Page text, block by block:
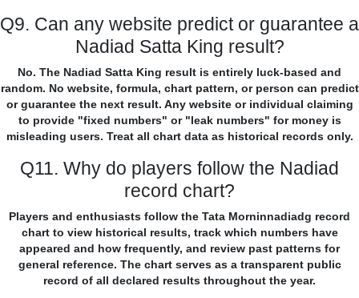
Q9. Can any website predict or guarantee a
Nadiad Satta King result?
No. The Nadiad Satta King result is entirely luck-based and
random. No website, formula, chart pattern, or person can predict
or guarantee the next result. Any website or individual claiming
to provide "fixed numbers" or "leak numbers" for money is
misleading users. Treat all chart data as historical records only.
Q11. Why do players follow the Nadiad
record chart?
Players and enthusiasts follow the Tata Morninnadiadg record
chart to view historical results, track which numbers have
appeared and how frequently, and review past patterns for
general reference. The chart serves as a transparent public
record of all declared results throughout the year.